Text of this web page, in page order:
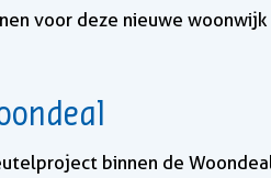
voor deze nieuwe
binnen de